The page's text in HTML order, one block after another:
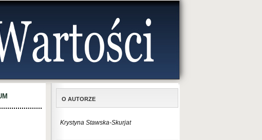
O AUTORZE
Krystyna Stawska-Skurjat